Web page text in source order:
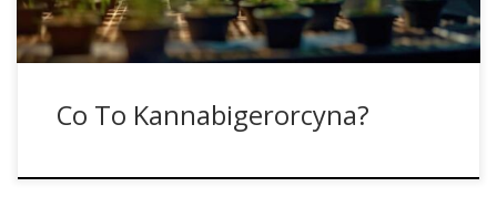
Co To Kannabigerorcyna?